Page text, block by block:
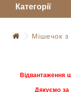
Категорії
Мішечок
Відвантаження